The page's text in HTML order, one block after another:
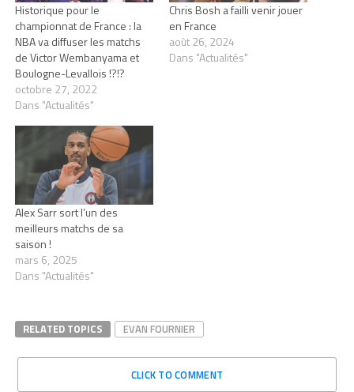
Historique pour le
championnat de France : la
NBA va diffuser les matchs
de Victor Wembanyama et
Boulogne-Levallois !?!?
octobre 27, 2022
Dans "Actualités"
Chris Bosh a failli venir jouer
en France
août 26, 2024
Dans "Actualités"
Alex Sarr sort l’un des
meilleurs matchs de sa
saison !
mars 6, 2025
Dans "Actualités"
RELATED TOPICS EVAN FOURNIER
CLICK TO COMMENT